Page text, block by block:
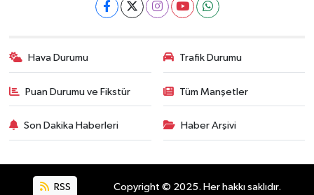
Hava Durumu Trafik Durumu
Puan Durumu ve Fikstür Tüm Manşetler
Son Dakika Haberleri Haber Arşivi
RSS Copyright © 2025. Her hakkı saklıdır.